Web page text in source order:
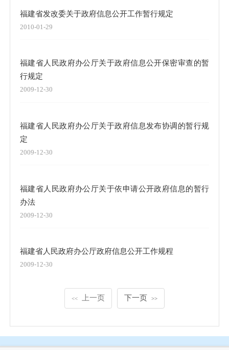
福建省发改委关于政府信息公开工作暂行规定
2010-01-29
福建省人民政府办公厅关于政府信息公开保密审查的暂
行规定
2009-12-30
福建省人民政府办公厅关于政府信息发布协调的暂行规
定
2009-12-30
福建省人民政府办公厅关于依申请公开政府信息的暂行
办法
2009-12-30
福建省人民政府办公厅政府信息公开工作规程
2009-12-30
<< 上一页 下一页 >>